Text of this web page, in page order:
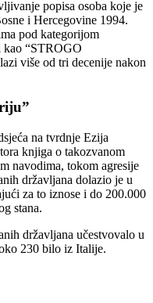
popisa osoba koje je
i Hercegovine 1994.
pod kategorijom
kao “STROGO
više od tri decenije nakon
na tvrdnje Ezija
knjiga o takozvanom
navodima, tokom agresije
državljana dolazio je u
za to iznose i do 200.000
stana.
državljana učestvovalo u
230 bilo iz Italije.